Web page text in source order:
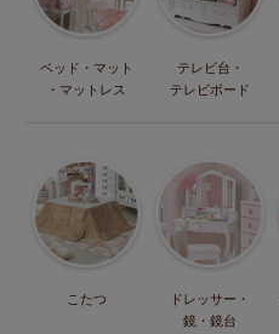
ベッド・マット
・マットレス
テレビ台・
テレビボード
こたつ
ドレッサー・
鏡・鏡台